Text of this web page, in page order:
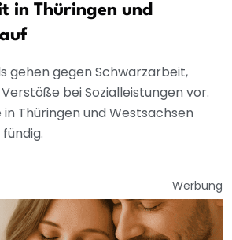
in Thüringen und
gehen gegen Schwarzarbeit,
bei Sozialleistungen vor.
Thüringen und Westsachsen
Werbung